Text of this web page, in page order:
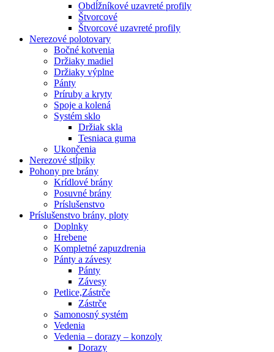
Obdĺžníkové uzavreté profily
Štvorcové
Štvorcové uzavreté profily
Nerezové polotovary
Bočné kotvenia
Držiaky madiel
Držiaky výplne
Pánty
Príruby a kryty
Spoje a kolená
Systém sklo
Držiak skla
Tesniaca guma
Ukončenia
Nerezové stĺpiky
Pohony pre brány
Krídlové brány
Posuvné brány
Príslušenstvo
Príslušenstvo brány, ploty
Doplnky
Hrebene
Kompletné zapuzdrenia
Pánty a závesy
Pánty
Závesy
Petlice,Zástrče
Zástrče
Samonosný systém
Vedenia
Vedenia – dorazy – konzoly
Dorazy